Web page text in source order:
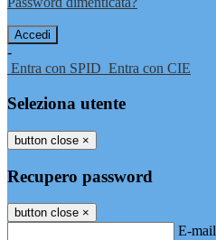
-
Entra con SPID Entra con CIE
Seleziona utente
button close ×
Recupero password
button close ×
E-mail